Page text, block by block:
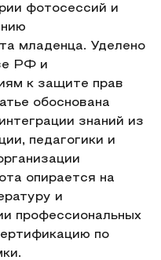
фотосессий и
младенца. Уделено
РФ и
к защите прав
обоснована
знаний из
педагогики и
опирается на
и
профессиональных
по